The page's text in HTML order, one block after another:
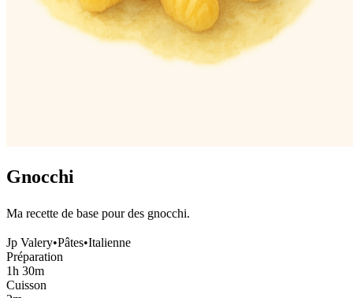
Gnocchi
Ma recette de base pour des gnocchi.
Jp Valery•Pâtes•Italienne
Préparation
1h 30m
Cuisson